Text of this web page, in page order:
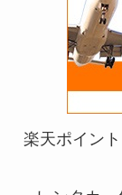
楽天ポイン